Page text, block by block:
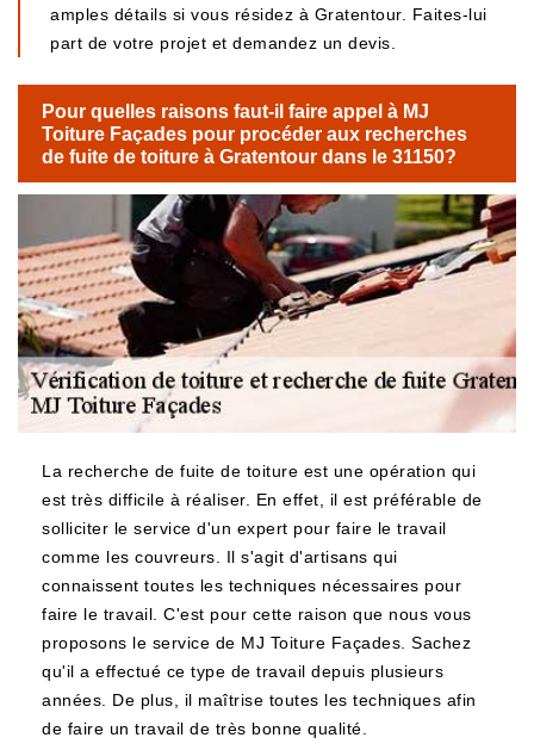
amples détails si vous résidez à Gratentour. Faites-lui
part de votre projet et demandez un devis.
Pour quelles raisons faut-il faire appel à MJ
Toiture Façades pour procéder aux recherches
de fuite de toiture à Gratentour dans le 31150?
La recherche de fuite de toiture est une opération qui
est très difficile à réaliser. En effet, il est préférable de
solliciter le service d'un expert pour faire le travail
comme les couvreurs. Il s'agit d'artisans qui
connaissent toutes les techniques nécessaires pour
faire le travail. C'est pour cette raison que nous vous
proposons le service de MJ Toiture Façades. Sachez
qu'il a effectué ce type de travail depuis plusieurs
années. De plus, il maîtrise toutes les techniques afin
de faire un travail de très bonne qualité.